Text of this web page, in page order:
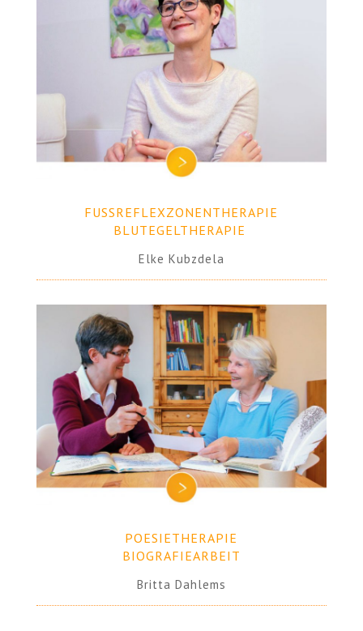
FUSSREFLEXZONENTHERAPIE
BLUTEGELTHERAPIE
Elke Kubzdela
POESIETHERAPIE
BIOGRAFIEARBEIT
Britta Dahlems